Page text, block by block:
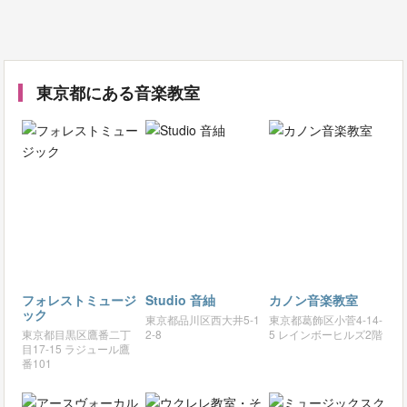
東京都にある音楽教室
フォレストミュージ
ック
東京都目黒区鷹番二丁
目17-15 ラジュール鷹
番101
Studio 音紬
東京都品川区西大井5-1
2-8
カノン音楽教室
東京都葛飾区小菅4-14-
5 レインボーヒルズ2階